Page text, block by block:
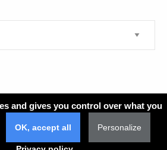
and gives you control over what you
OK, accept all Personalize